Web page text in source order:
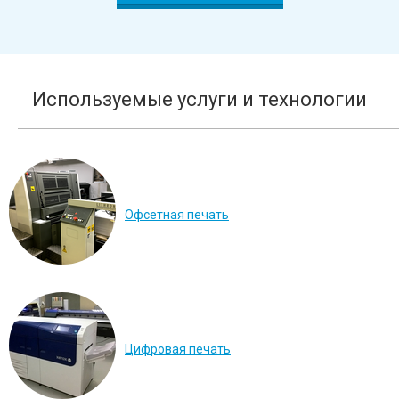
Используемые услуги и технологии
Офсетная печать
Цифровая печать